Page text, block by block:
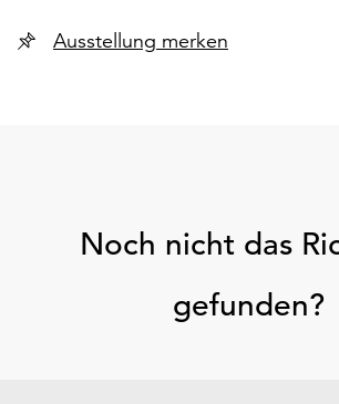
Ausstellung merken
Noch nicht das
gefunden?